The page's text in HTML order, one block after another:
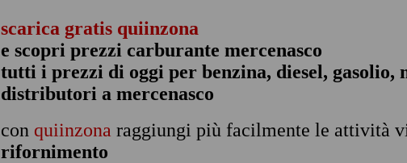
scarica gratis quiinzona
e scopri prezzi carburante mercenasco
tutti i prezzi di oggi per benzina, diesel, gasolio,
distributori a mercenasco
con quiinzona raggiungi più facilmente le attività
rifornimento